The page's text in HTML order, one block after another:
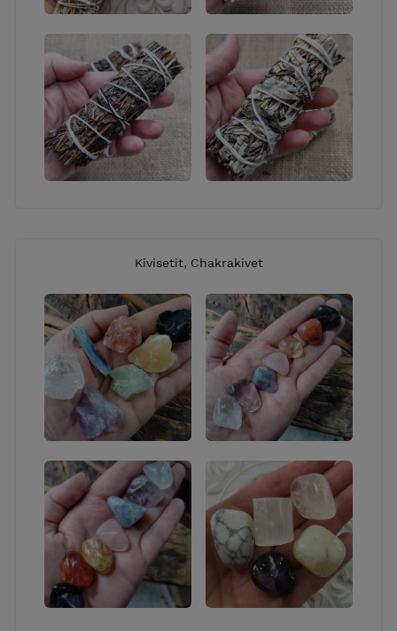
Kivisetit, Chakrakivet